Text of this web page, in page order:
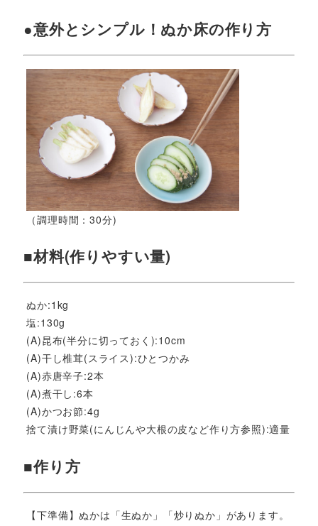
●意外とシンプル！ぬか床の作り方
（調理時間：30分)
■材料(作りやすい量)
ぬか:1kg
塩:130g
(A)昆布(半分に切っておく):10cm
(A)干し椎茸(スライス):ひとつかみ
(A)赤唐辛子:2本
(A)煮干し:6本
(A)かつお節:4g
捨て漬け野菜(にんじんや大根の皮など作り方参照):適量
■作り方
【下準備】ぬかは「生ぬか」「炒りぬか」があります。